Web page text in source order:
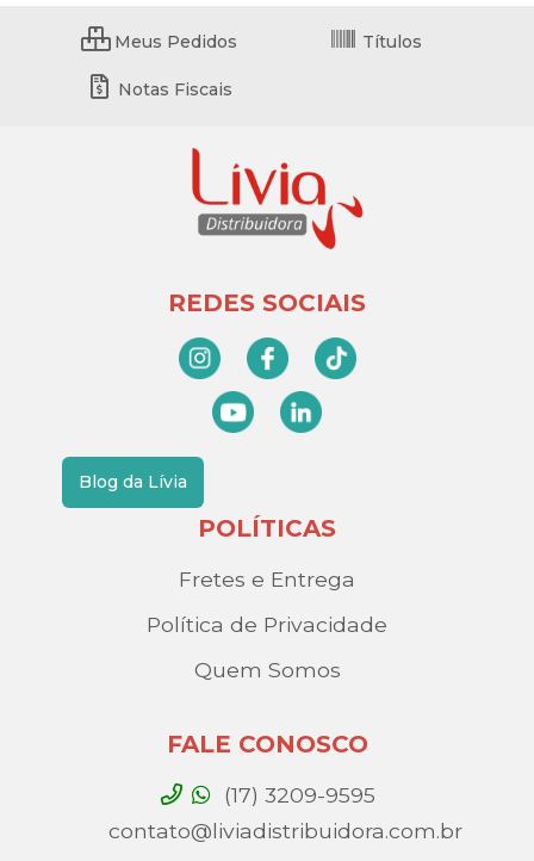
Meus Pedidos Títulos
Notas Fiscais
REDES SOCIAIS
Blog da Lívia
POLÍTICAS
Fretes e Entrega
Política de Privacidade
Quem Somos
FALE CONOSCO
(17) 3209-9595
contato@liviadistribuidora.com.br